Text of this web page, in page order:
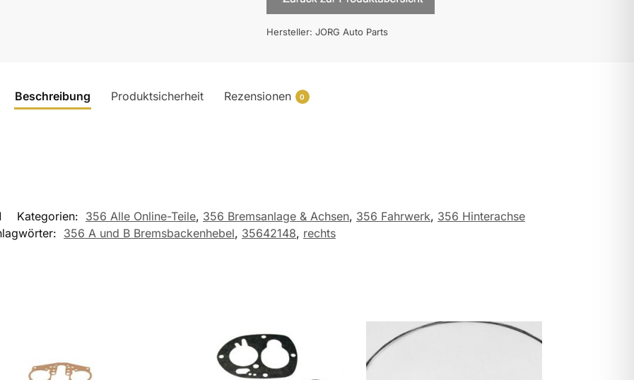
Hersteller:JORG Auto Parts
Beschreibung Produktsicherheit Rezensionen 0
Kategorien: 356 Alle Online-Teile, 356 Bremsanlage & Achsen, 356 Fahrwerk, 356 Hinterachse
356 A und B Bremsbackenhebel, 35642148, rechts